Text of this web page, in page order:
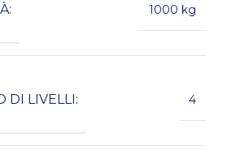
1000 kg
DI LIVELLI: 4